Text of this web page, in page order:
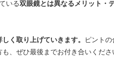
いる双眼鏡とは異なるメリット・
く取り上げていきます。
ピント
、ぜひ最後までお付き合いくださ